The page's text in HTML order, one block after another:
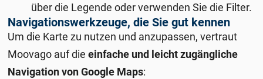
über die Legende oder verwenden Sie die Filter.
Navigationswerkzeuge, die Sie gut kennen
Um die Karte zu nutzen und anzupassen, vertraut
Moovago auf dieeinfache und leicht zugängliche
Navigation vonGoogle Maps: